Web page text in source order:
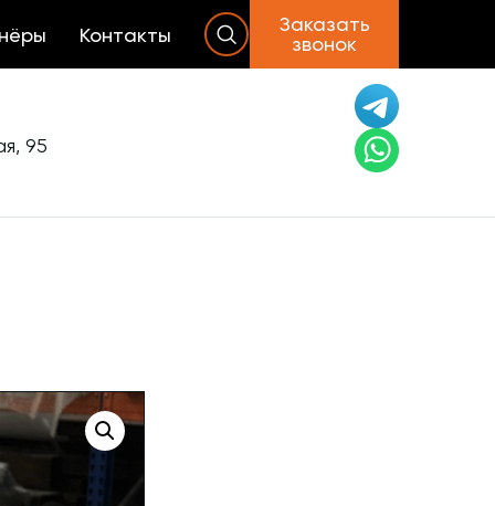
Контакты
Заказать
звонок
95